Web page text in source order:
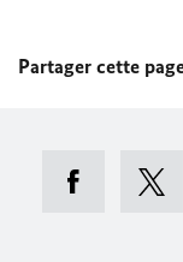
Partager cette